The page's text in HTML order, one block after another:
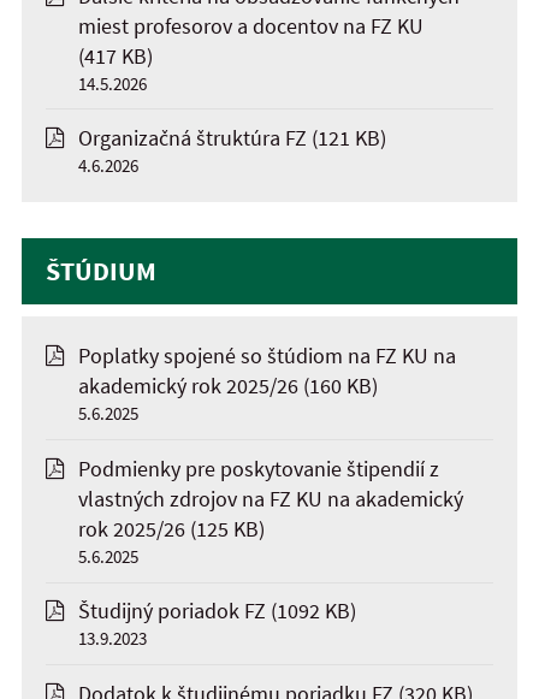
miest profesorov a docentov na FZ KU
(417 KB)
14.5.2026
Organizačná štruktúra FZ (121 KB)
4.6.2026
ŠTÚDIUM
Poplatky spojené so štúdiom na FZ KU na
akademický rok 2025/26 (160 KB)
5.6.2025
Podmienky pre poskytovanie štipendií z
vlastných zdrojov na FZ KU na akademický
rok 2025/26 (125 KB)
5.6.2025
Študijný poriadok FZ (1092 KB)
13.9.2023